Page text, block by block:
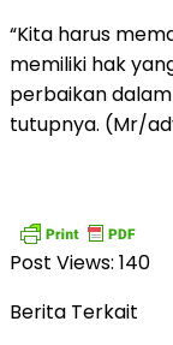
“Kita harus
memiliki hak
perbaikan
tutupnya. (Mr/
Post Views: 140
Berita Terkait